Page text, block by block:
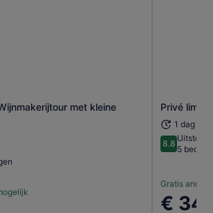
met kleine
Opent een nieuwe tab Privé limo
1 dag
8.88.8 van 10
5
Gratis
De
€